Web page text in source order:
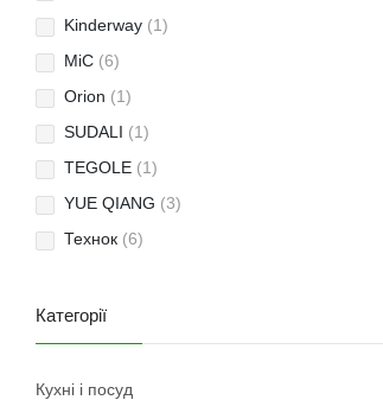
Kinderway (1)
MiC (6)
Orion (1)
SUDALI (1)
TEGOLE (1)
YUE QIANG (3)
Технок (6)
Категорії
Кухні і посуд